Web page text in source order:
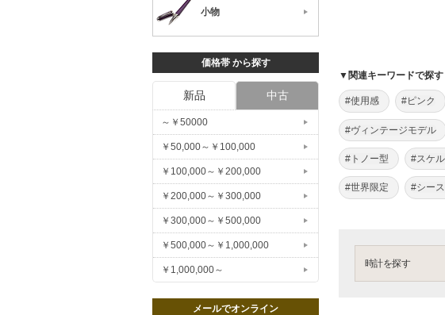
▼関連キーワードで探す
#使用感 #ピンク
#ヴィンテージモデル
#トノー型 #スケ
#世界限定 #シー
時計を探す
小物
価格帯 から探す
新品 中古
～￥50000
￥50,000～￥100,000
￥100,000～￥200,000
￥200,000～￥300,000
￥300,000～￥500,000
￥500,000～￥1,000,000
￥1,000,000～
メールでオンライン